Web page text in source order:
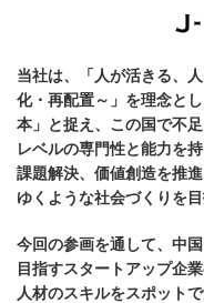
当社は、「人が活きる、
化・再配置～」を理念と
本」と捉え、この国で不
レベルの専門性と能力を
課題解決、価値創造を推
ゆくような社会づくりを目
今回の参画を通して、中
目指すスタートアップ企
人材のスキルをスポット